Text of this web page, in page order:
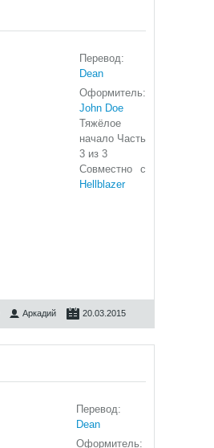
Перевод:
Dean
Оформитель:
John Doe
Тяжёлое
начало Часть
3 из 3
Совместно с
Hellblazer
Аркадий 20.03.2015
Перевод:
Dean
Оформитель: